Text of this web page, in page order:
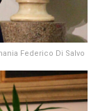
Federico Di Salvo